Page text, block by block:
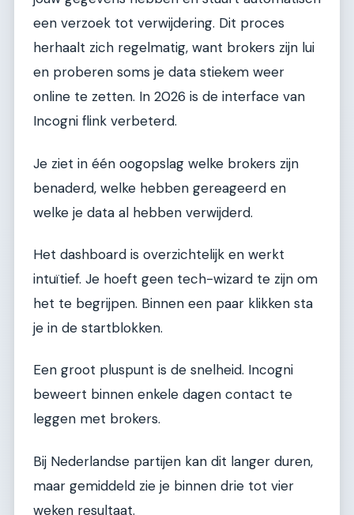
een verzoek tot verwijdering. Dit proces
herhaalt zich regelmatig, want brokers zijn lui
en proberen soms je data stiekem weer
online te zetten. In 2026 is de interface van
Incogni flink verbeterd.
Je ziet in één oogopslag welke brokers zijn
benaderd, welke hebben gereageerd en
welke je data al hebben verwijderd.
Het dashboard is overzichtelijk en werkt
intuïtief. Je hoeft geen tech-wizard te zijn om
het te begrijpen. Binnen een paar klikken sta
je in de startblokken.
Een groot pluspunt is de snelheid. Incogni
beweert binnen enkele dagen contact te
leggen met brokers.
Bij Nederlandse partijen kan dit langer duren,
maar gemiddeld zie je binnen drie tot vier
weken resultaat.